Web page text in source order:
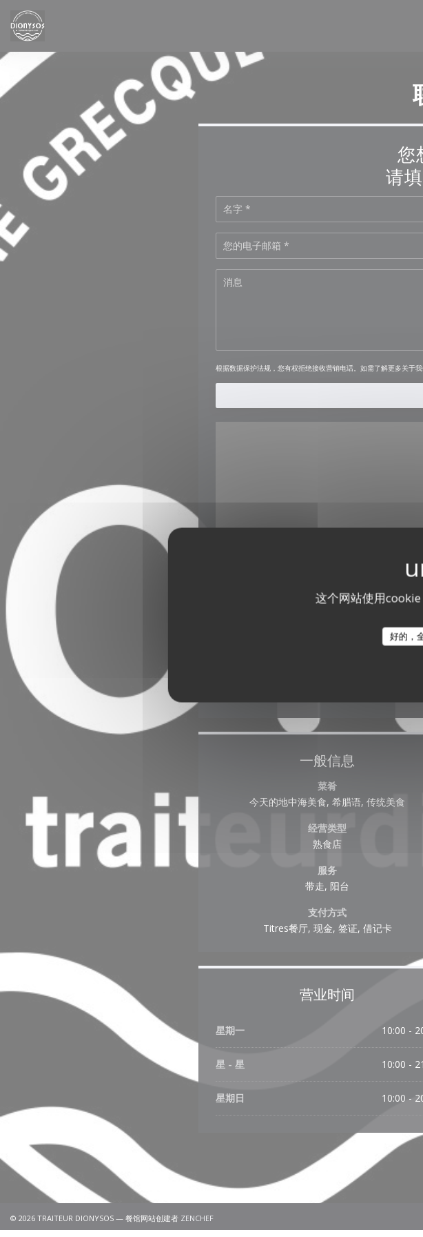
Cookie管理面板
这个网站使用cookie
好的，
您
请
根据数据保护法规，您有权拒绝接收营销电话。如需了解更多关于
一般信息
菜肴
今天的地中海美食, 希腊语, 传统美食
经营类型
熟食店
服务
带走, 阳台
支付方式
Titres餐厅, 现金, 签证, 借记卡
营业时间
星期一 10:00 -
星 - 星 10:00 -
星期日 10:00 -
© 2026 TRAITEUR DIONYSOS — 餐馆网站创建者 ZENCHEF((在新窗口中打开))